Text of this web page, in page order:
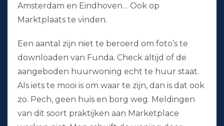
Amsterdam en Eindhoven… Ook op
Marktplaats te vinden.
Een aantal zijn niet te beroerd om foto’s te
downloaden van Funda. Check altijd of de
aangeboden huurwoning echt te huur staat.
Als iets te mooi is om waar te zijn, dan is dat ook
zo. Pech, geen huis en borg weg. Meldingen
van dit soort praktijken aan Marketplace